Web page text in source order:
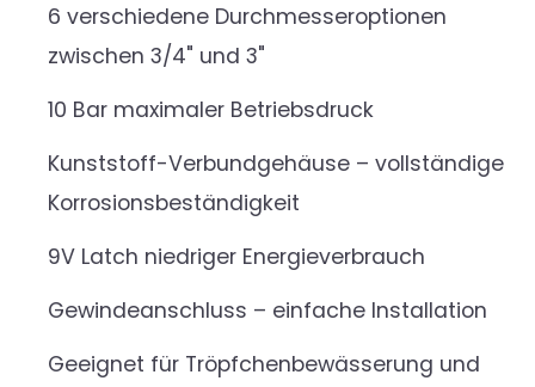
6 verschiedene Durchmesseroptionen
zwischen 3/4" und 3"
10 Bar maximaler Betriebsdruck
Kunststoff-Verbundgehäuse – vollständige
Korrosionsbeständigkeit
9V Latch niedriger Energieverbrauch
Gewindeanschluss – einfache Installation
Geeignet für Tröpfchenbewässerung und